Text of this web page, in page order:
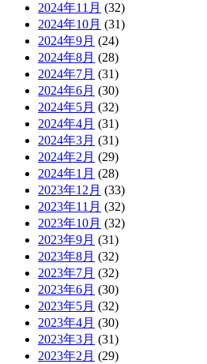
2024年11月 (32)
2024年10月 (31)
2024年9月 (24)
2024年8月 (28)
2024年7月 (31)
2024年6月 (30)
2024年5月 (32)
2024年4月 (31)
2024年3月 (31)
2024年2月 (29)
2024年1月 (28)
2023年12月 (33)
2023年11月 (32)
2023年10月 (32)
2023年9月 (31)
2023年8月 (32)
2023年7月 (32)
2023年6月 (30)
2023年5月 (32)
2023年4月 (30)
2023年3月 (31)
2023年2月 (29)